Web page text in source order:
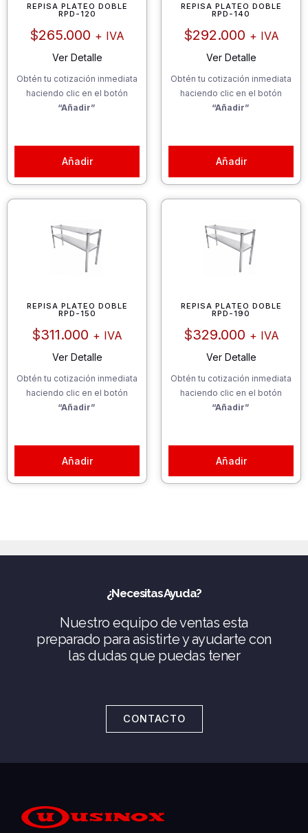
REPISA PLATEO DOBLE
RPD-120
$265.000 + IVA
Ver Detalle
Obtén tu cotización inmediata
haciendo clic en el botón
“Añadir”
Añadir
REPISA PLATEO DOBLE
RPD-140
$292.000 + IVA
Ver Detalle
Obtén tu cotización inmediata
haciendo clic en el botón
“Añadir”
Añadir
REPISA PLATEO DOBLE
RPD-150
$311.000 + IVA
Ver Detalle
Obtén tu cotización inmediata
haciendo clic en el botón
“Añadir”
Añadir
REPISA PLATEO DOBLE
RPD-190
$329.000 + IVA
Ver Detalle
Obtén tu cotización inmediata
haciendo clic en el botón
“Añadir”
Añadir
¿Necesitas Ayuda?
Nuestro equipo de ventas esta
preparado para asistirte y ayudarte con
las dudas que puedas tener
CONTACTO